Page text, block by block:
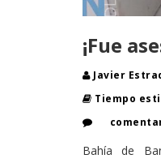
¡Fue
Javier
Tiempo
Bahía de